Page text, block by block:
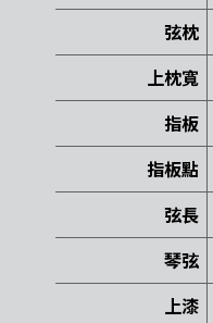
弦枕
上枕寬
指板
指板點
弦長
琴弦
上漆